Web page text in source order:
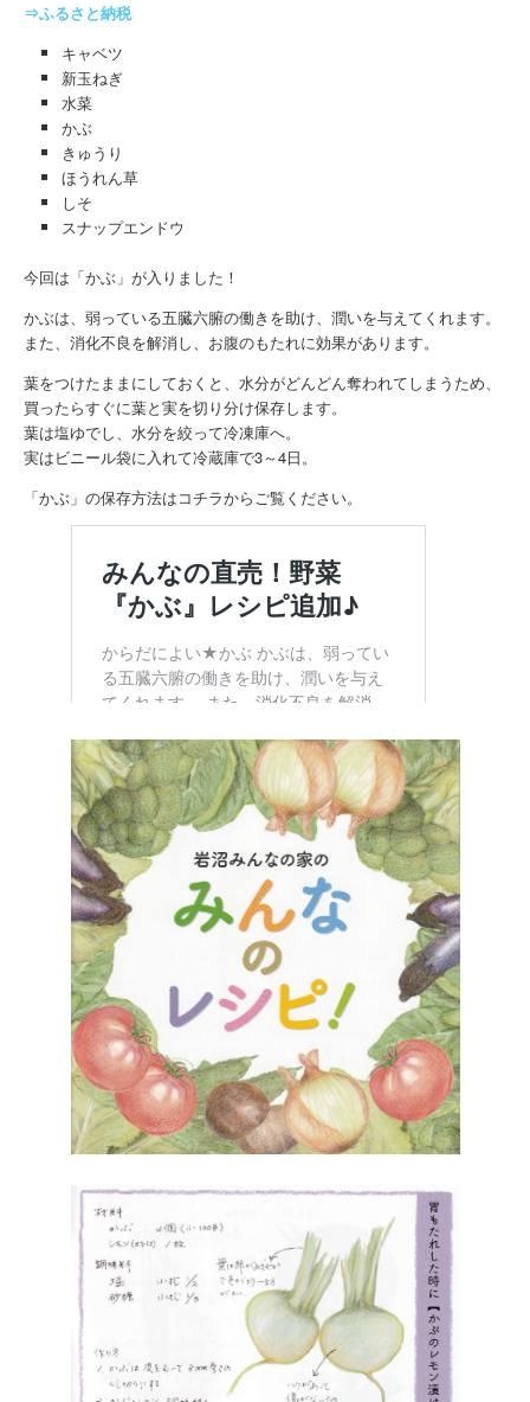
⇒ふるさと納税
キャベツ
新玉ねぎ
水菜
かぶ
きゅうり
ほうれん草
しそ
スナップエンドウ
今回は「かぶ」が入りました！
かぶは、弱っている五臓六腑の働きを助け、潤いを与えてくれます。
また、消化不良を解消し、お腹のもたれに効果があります。
葉をつけたままにしておくと、水分がどんどん奪われてしまうため、
買ったらすぐに葉と実を切り分け保存します。
葉は塩ゆでし、水分を絞って冷凍庫へ。
実はビニール袋に入れて冷蔵庫で3～4日。
「かぶ」の保存方法はコチラからご覧ください。